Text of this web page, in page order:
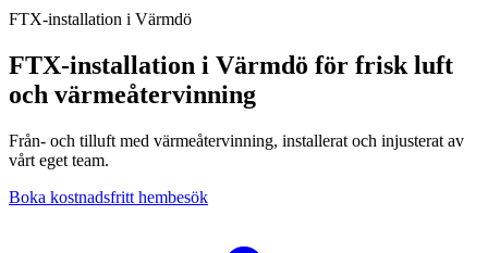
FTX-installation i Värmdö
FTX-installation i Värmdö för frisk luft
och värmeåtervinning
Från- och tilluft med värmeåtervinning, installerat och injusterat av
vårt eget team.
Boka kostnadsfritt hembesök